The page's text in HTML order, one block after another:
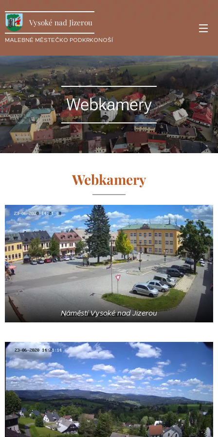
Vysoké nad Jizerou
MALEBNÉ MĚSTEČKO PODKRKONOŠÍ
Webkamery
Webkamery
Náměstí Vysoké nad Jizerou